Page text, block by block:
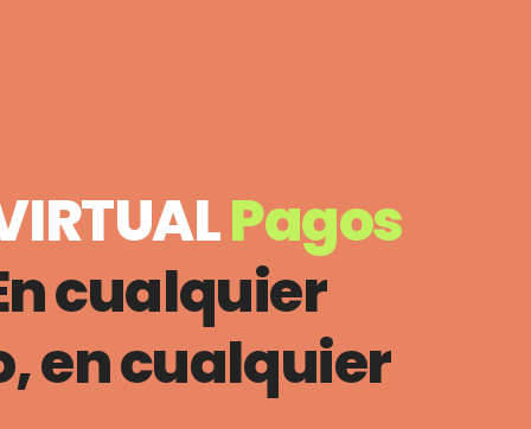
Pagos
cualquier
en cualquier